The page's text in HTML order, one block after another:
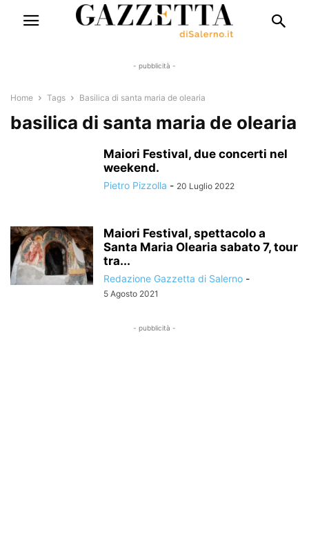
- pubblicità -
Home Tags Basilica di santa maria de olearia
basilica di santa maria de olearia
Maiori Festival, due concerti nel
weekend.
Pietro Pizzolla - 20 Luglio 2022
Maiori Festival, spettacolo a
Santa Maria Olearia sabato 7, tour
tra...
Redazione Gazzetta di Salerno -
5 Agosto 2021
- pubblicità -